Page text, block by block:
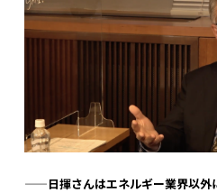
——日揮さんはエネルギー業界以外